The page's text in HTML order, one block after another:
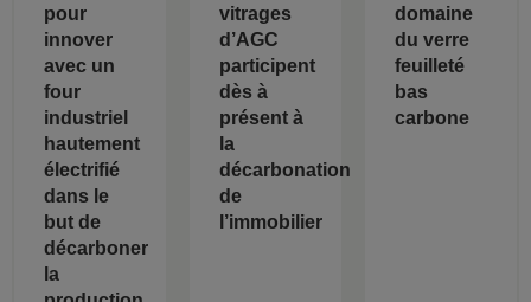
pour
innover
avec un
four
industriel
hautement
électrifié
dans le
but de
décarboner
la
vitrages
d’AGC
participent
dès à
présent à
la
décarbonation
de
l’immobilier
domaine
du verre
feuilleté
bas
carbone